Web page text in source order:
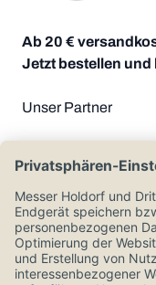
Ab 20 €
Jetzt bestellen und
Unser Partner
Zahlungsoptionen